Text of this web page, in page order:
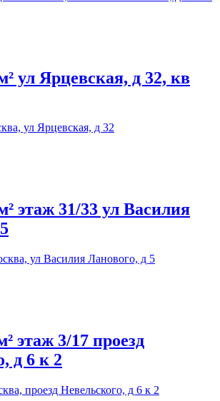
ул Ярцевская, д 32, кв
ул Ярцевская, д 32
этаж 31/33 ул Василия
ул Василия Ланового, д 5
этаж 3/17 проезд
д 6 к 2
проезд Невельского, д 6 к 2